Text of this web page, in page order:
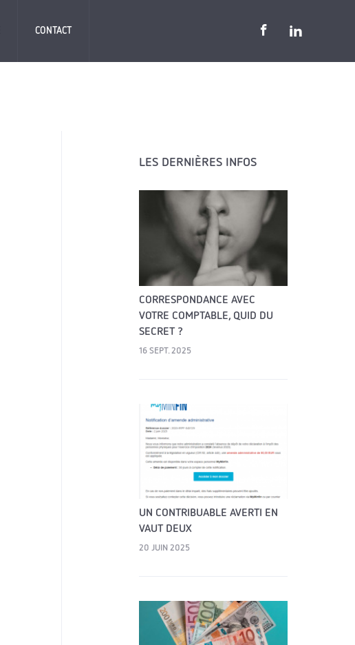
CONTACT
LES DERNIÈRES INFOS
CORRESPONDANCE AVEC
VOTRE COMPTABLE, QUID DU
SECRET ?
16 SEPT. 2025
UN CONTRIBUABLE AVERTI EN
VAUT DEUX
20 JUIN 2025